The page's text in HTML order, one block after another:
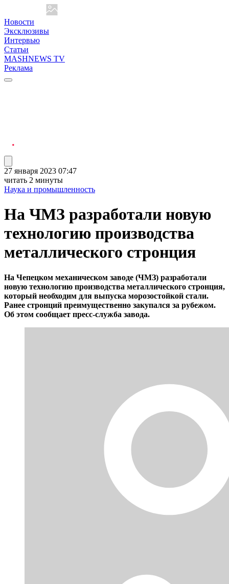
Новости
Эксклюзивы
Интервью
Статьи
MASHNEWS TV
Реклама
27 января 2023 07:47
читать 2 минуты
Наука и промышленность
На ЧМЗ разработали новую
технологию производства
металлического стронция
На Чепецком механическом заводе (ЧМЗ) разработали
новую технологию производства металлического стронция,
который необходим для выпуска морозостойкой стали.
Ранее стронций преимущественно закупался за рубежом.
Об этом сообщает пресс-служба завода.